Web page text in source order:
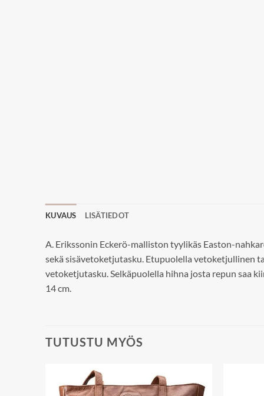
KUVAUS LISÄTIEDOT
A. Erikssonin Eckerö-malliston tyylikäs Easton-
sekä sisävetoketjutasku. Etupuolella vetoketjullinen
vetoketjutasku. Selkäpuolella hihna josta repun saa
14 cm.
TUTUSTU MYÖS